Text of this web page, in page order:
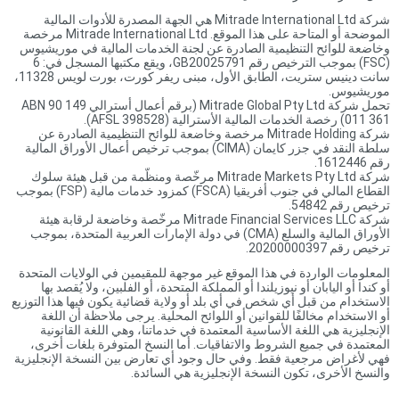
شركة Mitrade International Ltd هي الجهة المصدرة للأدوات المالية
الموضحة أو المتاحة على هذا الموقع. Mitrade International Ltd مرخصة
وخاضعة للوائح التنظيمية الصادرة عن لجنة الخدمات المالية في موريشيوس
(FSC) بموجب الترخيص رقم GB20025791، ويقع مكتبها المسجل في: 6
سانت دينيس ستريت، الطابق الأول، مبنى ريفر كورت، بورت لويس 11328،
موريشيوس.
تحمل شركة Mitrade Global Pty Ltd (برقم أعمال أسترالي ABN 90 149
011 361) رخصة الخدمات المالية الأسترالية (AFSL 398528).
شركة Mitrade Holding مرخصة وخاضعة للوائح التنظيمية الصادرة عن
سلطة النقد في جزر كايمان (CIMA) بموجب ترخيص أعمال الأوراق المالية
رقم 1612446.
شركة Mitrade Markets Pty Ltd مرخّصة ومنظّمة من قبل هيئة سلوك
القطاع المالي في جنوب أفريقيا (FSCA) كمزود خدمات مالية (FSP) بموجب
ترخيص رقم 54842.
شركة Mitrade Financial Services LLC مرخّصة وخاضعة لرقابة هيئة
الأوراق المالية والسلع (CMA) في دولة الإمارات العربية المتحدة، بموجب
ترخيص رقم 20200000397.
المعلومات الواردة في هذا الموقع غير موجهة للمقيمين في الولايات المتحدة
أو كندا أو اليابان أو نيوزيلندا أو المملكة المتحدة، أو الفلبين، ولا يُقصد بها
الاستخدام من قبل أي شخص في أي بلد أو ولاية قضائية يكون فيها هذا التوزيع
أو الاستخدام مخالفًا للقوانين أو اللوائح المحلية. يرجى ملاحظة أن اللغة
الإنجليزية هي اللغة الأساسية المعتمدة في خدماتنا، وهي اللغة القانونية
المعتمدة في جميع الشروط والاتفاقيات. أما النسخ المتوفرة بلغات أخرى،
فهي لأغراض مرجعية فقط. وفي حال وجود أي تعارض بين النسخة الإنجليزية
والنسخ الأخرى، تكون النسخة الإنجليزية هي السائدة.